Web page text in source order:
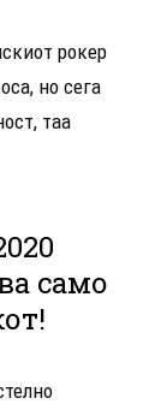
рокер
но сега
таа
само